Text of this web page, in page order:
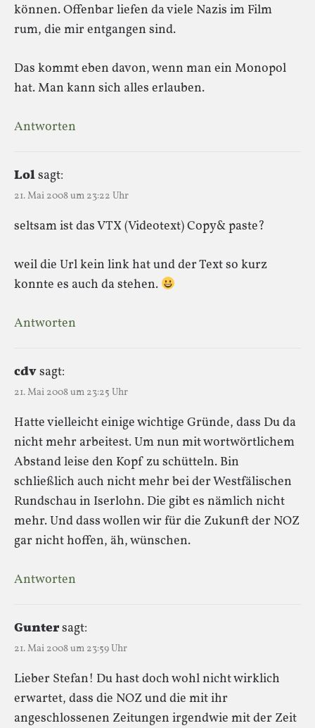
können. Offenbar liefen da viele Nazis im Film
rum, die mir entgangen sind.
Das kommt eben davon, wenn man ein Monopol
hat. Man kann sich alles erlauben.
Antworten
Lolsagt:
21. Mai 2008 um 23:22 Uhr
seltsam ist das VTX (Videotext) Copy& paste?
weil die Url kein link hat und der Text so kurz
konnte es auch da stehen.
Antworten
cdvsagt:
21. Mai 2008 um 23:25 Uhr
Hatte vielleicht einige wichtige Gründe, dass Du da
nicht mehr arbeitest. Um nun mit wortwörtlichem
Abstand leise den Kopf zu schütteln. Bin
schließlich auch nicht mehr bei der Westfälischen
Rundschau in Iserlohn. Die gibt es nämlich nicht
mehr. Und dass wollen wir für die Zukunft der NOZ
gar nicht hoffen, äh, wünschen.
Antworten
Guntersagt:
21. Mai 2008 um 23:59 Uhr
Lieber Stefan! Du hast doch wohl nicht wirklich
erwartet, dass die NOZ und die mit ihr
angeschlossenen Zeitungen irgendwie mit der Zeit